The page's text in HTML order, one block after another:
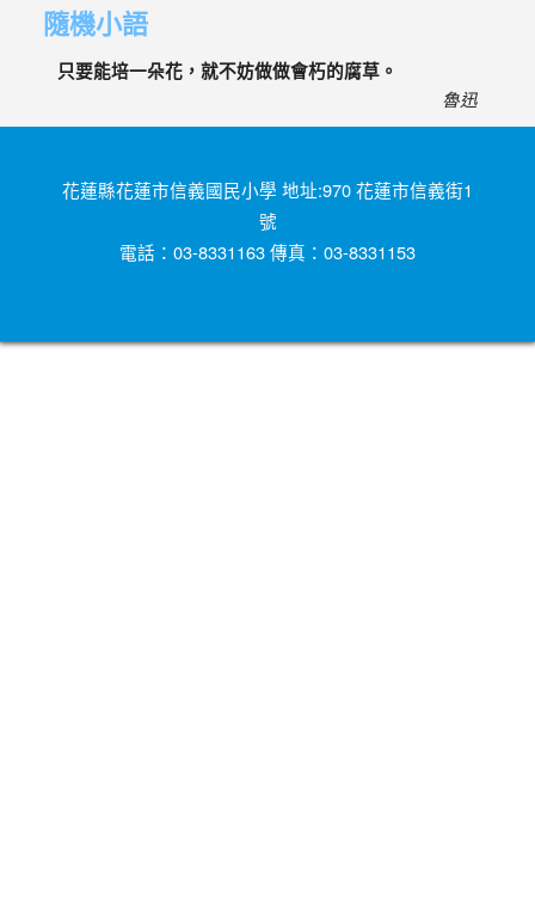
隨機小語
只要能培一朵花，就不妨做做會朽的腐草。
魯迅
花蓮縣花蓮市信義國民小學 地址:970 花蓮市信義街1
號
電話：03-8331163 傳真：03-8331153